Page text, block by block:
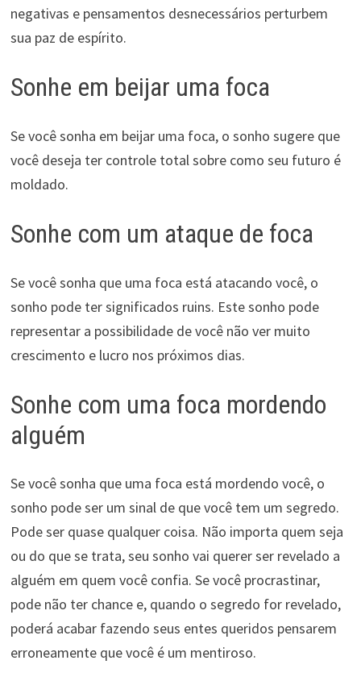
negativas e pensamentos desnecessários perturbem
sua paz de espírito.
Sonhe em beijar uma foca
Se você sonha em beijar uma foca, o sonho sugere que
você deseja ter controle total sobre como seu futuro é
moldado.
Sonhe com um ataque de foca
Se você sonha que uma foca está atacando você, o
sonho pode ter significados ruins. Este sonho pode
representar a possibilidade de você não ver muito
crescimento e lucro nos próximos dias.
Sonhe com uma foca mordendo
alguém
Se você sonha que uma foca está mordendo você, o
sonho pode ser um sinal de que você tem um segredo.
Pode ser quase qualquer coisa. Não importa quem seja
ou do que se trata, seu sonho vai querer ser revelado a
alguém em quem você confia. Se você procrastinar,
pode não ter chance e, quando o segredo for revelado,
poderá acabar fazendo seus entes queridos pensarem
erroneamente que você é um mentiroso.